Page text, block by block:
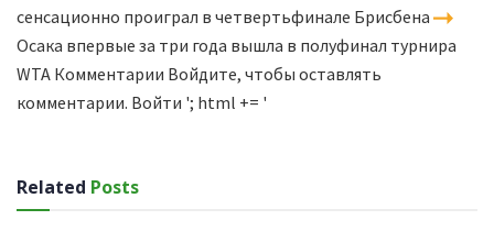
сенсационно проиграл в четвертьфинале Брисбена
Осака впервые за три года вышла в полуфинал турнира
WTA Комментарии Войдите, чтобы оставлять
комментарии. Войти '; html += '
Related Posts